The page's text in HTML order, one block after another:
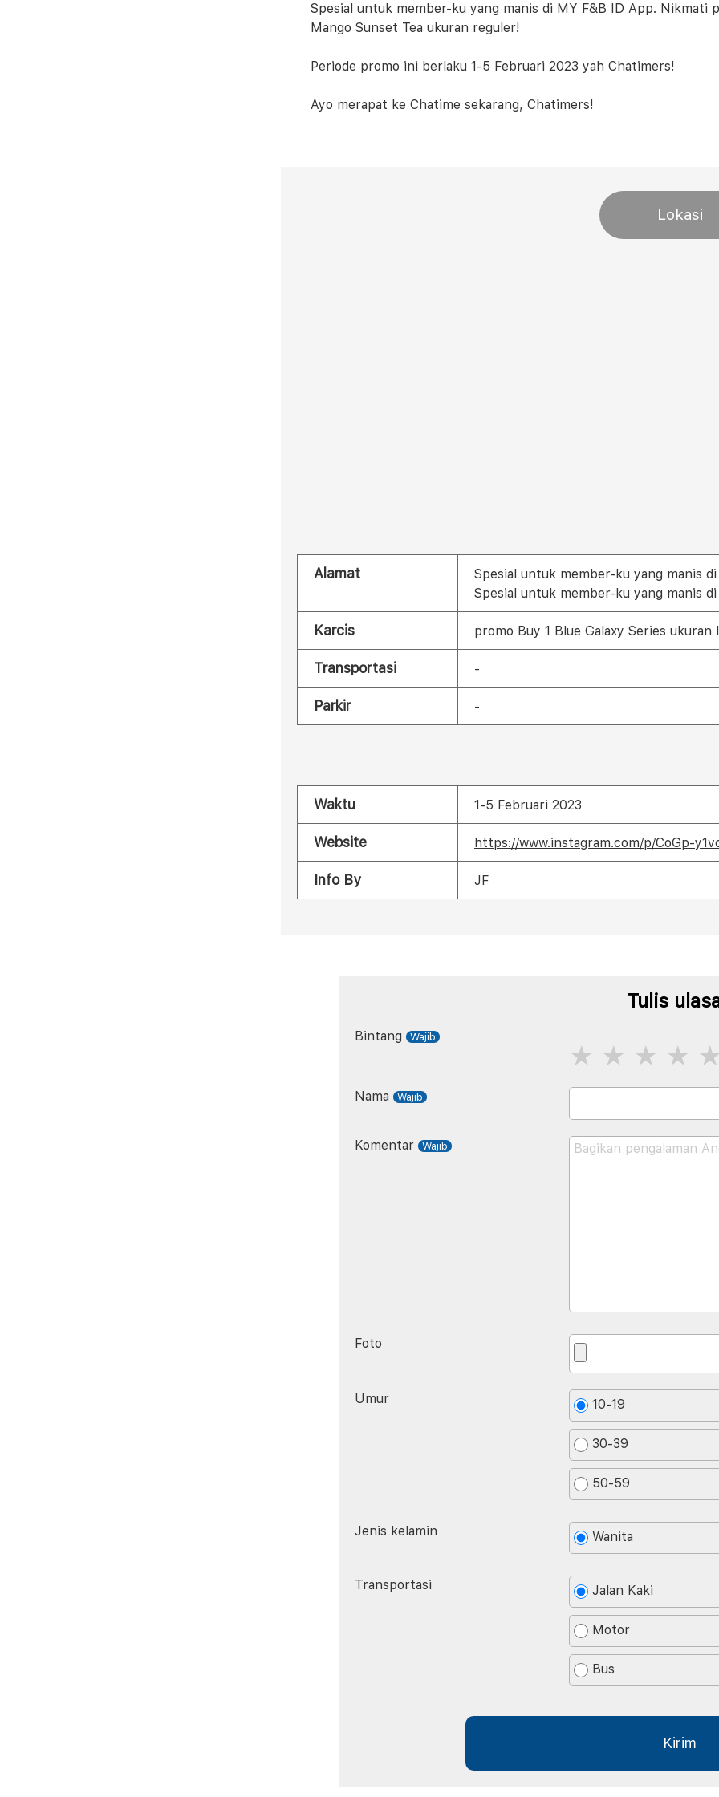
Spesial untuk member-ku yang manis di MY F&B ID App. Nikmati
Mango Sunset Tea ukuran reguler!
Periode promo ini berlaku 1-5 Februari 2023 yah Chatimers!
Ayo merapat ke Chatime sekarang, Chatimers!
Lokasi
Alamat
Spesial untuk member-ku yang manis
Spesial untuk member-ku yang manis
Karcis promo Buy 1 Blue Galaxy Series
Transportasi -
Parkir -
Waktu 1-5 Februari 2023
Website https://www.instagram.com/p/CoGp-
Info By JF
Tulis
Bintang
Nama
Komentar
Foto
Umur 10-19
30-39
50-59
Jenis kelamin Wanita
Transportasi Jalan Kaki
Motor
Bus